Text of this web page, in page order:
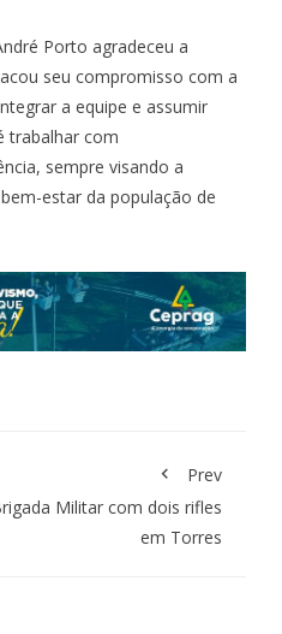
Porto agradeceu a
seu compromisso com a
a equipe e assumir
trabalhar com
sempre visando a
estar da população de
Prev
Militar com dois rifles
em Torres